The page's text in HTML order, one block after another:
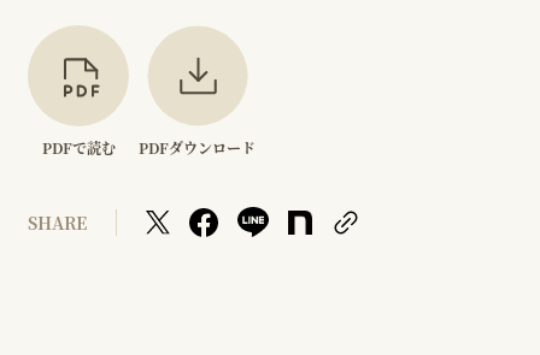
PDFで読む PDFダウンロード
SHARE